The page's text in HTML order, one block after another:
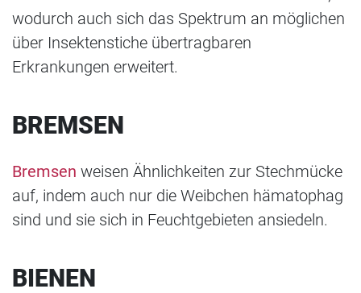
wodurch auch sich das Spektrum an möglichen
über Insektenstiche übertragbaren
Erkrankungen erweitert.
BREMSEN
Bremsen weisen Ähnlichkeiten zur Stechmücke
auf, indem auch nur die Weibchen hämatophag
sind und sie sich in Feuchtgebieten ansiedeln.
BIENEN